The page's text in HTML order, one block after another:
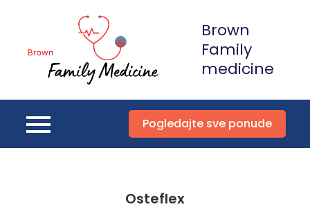
Brown
Family
medicine
Pogledajte sve ponude
Osteflex